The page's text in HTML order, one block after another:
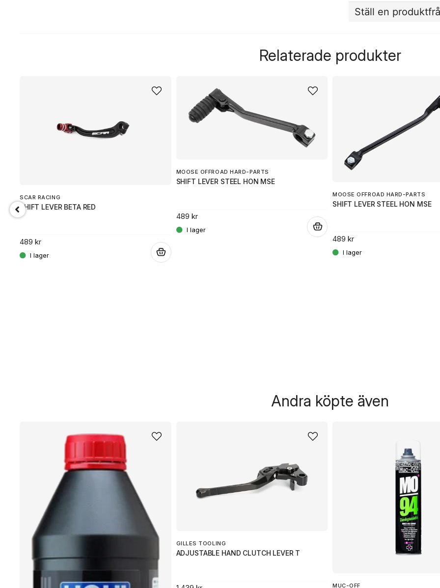
Ställ en
Ja, ni får publicera
Relaterade produkter
SCAR RACING
SHIFT LEVER BETA RED
489 kr
MOOSE OFFROAD HARD-PARTS
SHIFT LEVER STEEL HON MSE
489 kr
MOOSE OFFROAD HARD-PARTS
SHIFT LEVER STEEL HON MSE
489 kr
Andra köpte även
GILLES TOOLING
ADJUSTABLE HAND CLUTCH LEVER T
MUC-OFF